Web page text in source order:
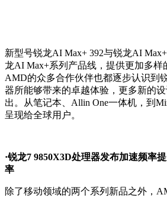
新型号锐龙AI Max+ 392与锐龙AI
龙AI Max+系列产品线，提供更加多样
AMD的众多合作伙伴也都逐步认识到
器所能够带来的卓越体验，更多新的
出。从笔记本、Allin One一体机，到
呈现给全球用户。
·锐龙7 9850X3D处理器发布加速频率
率
除了移动领域的两个系列新品之外，